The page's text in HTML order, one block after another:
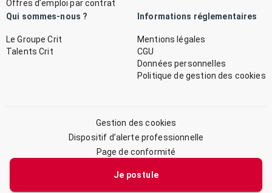
Je postule
Offres d’emploi par contrat
Qui sommes-nous ?
Le Groupe Crit
Talents Crit
Informations réglementaires
Mentions légales
CGU
Données personnelles
Politique de gestion des cookies
Gestion des cookies
Dispositif d’alerte professionnelle
Page de conformité
© 2026 CRIT